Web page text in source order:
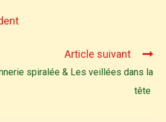
Article suivant
spiralée & Les veillées dans la
tête